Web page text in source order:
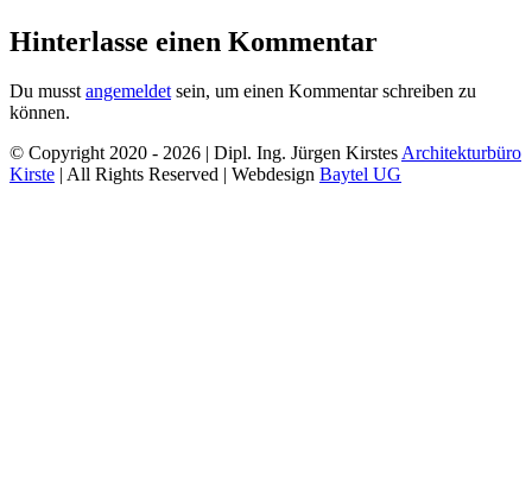
Hinterlasse einen Kommentar
Du musstangemeldetsein, um einen Kommentar schreiben zu
können.
© Copyright 2020 - 2026 | Dipl. Ing. Jürgen KirstesArchitekturbüro
Kirste | All Rights Reserved | Webdesign Baytel UG